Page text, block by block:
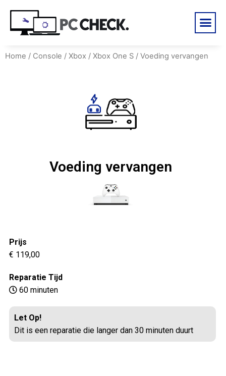
Home / Console / Xbox / Xbox One S / Voeding vervangen
Voeding vervangen
Prijs
€ 119,00
Reparatie Tijd
60 minuten
Let Op!
Dit is een reparatie die langer dan 30 minuten duurt